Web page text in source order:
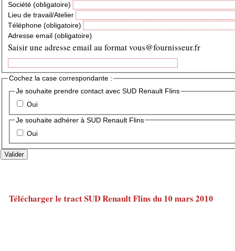
Société (obligatoire)
Lieu de travail/Atelier
Téléphone (obligatoire)
Adresse email (obligatoire)
Saisir une adresse email au format vous@fournisseur.fr
Cochez la case correspondante :
Je souhaite prendre contact avec SUD Renault Flins
Oui
Je souhaite adhérer à SUD Renault Flins
Oui
Valider
Télécharger le tract SUD Renault Flins du 10 mars 2010